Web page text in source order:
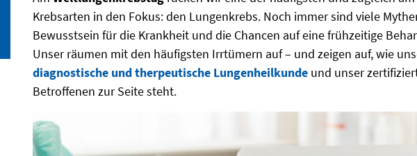
Krebsarten in den Fokus: den Lungenkrebs. Noch immer sind viele
Bewusstsein für die Krankheit und die Chancen auf eine frühzeitige
Unser räumen mit den häufigsten Irrtümern auf – und zeigen auf, wie
diagnostische und therpeutische Lungenheilkunde und unser
Betroffenen zur Seite steht.